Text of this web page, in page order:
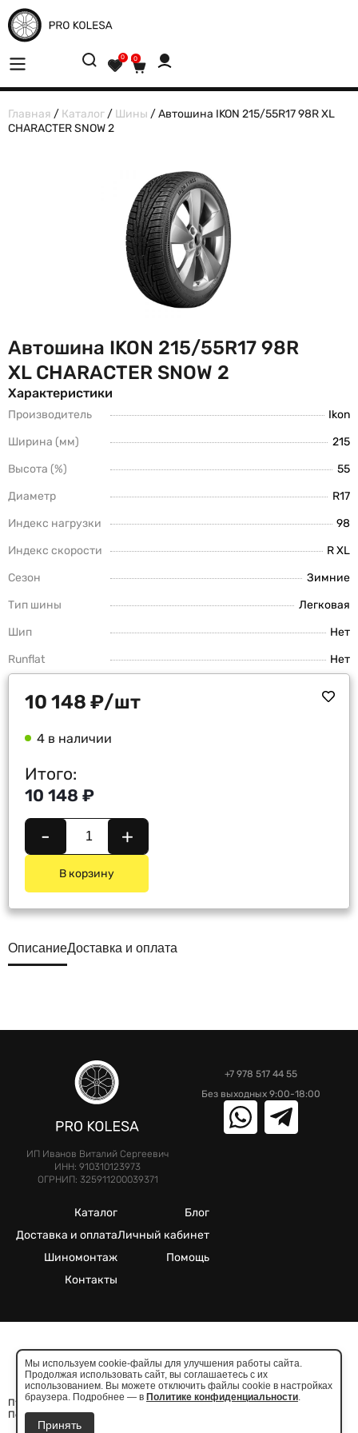
0 0
Главная / Каталог / Шины / Автошина IKON 215/55R17 98R XL
CHARACTER SNOW 2
Автошина IKON 215/55R17 98R
XL CHARACTER SNOW 2
Характеристики
Производитель
Ikon
Ширина (мм)
215
Высота (%)
55
Диаметр
R17
Индекс нагрузки
98
Индекс скорости
R XL
Сезон
Зимние
Тип шины
Легковая
Шип
Нет
Runflat
Нет
10 148 ₽/шт
4 в наличии
Итого:
10 148 ₽
- +
В корзину
ОписаниеДоставка и оплата
ИП Иванов Виталий Сергеевич
ИНН: 910310123973
ОГРНИП: 325911200039371
+7 978 517 44 55
Без выходных 9:00-18:00
Каталог
Доставка и оплата
Шиномонтаж
Контакты
Блог
Личный кабинет
Помощь
©2025. Все права защищены.
Meta признана экстремистcкой организацией в России
Публичная оферта
Политика конфиденциальности
Мы используем cookie-файлы для улучшения работы сайта.
Продолжая использовать сайт, вы соглашаетесь с их
использованием. Вы можете отключить файлы cookie в настройках
браузера. Подробнее — в Политике конфиденциальности.
Принять